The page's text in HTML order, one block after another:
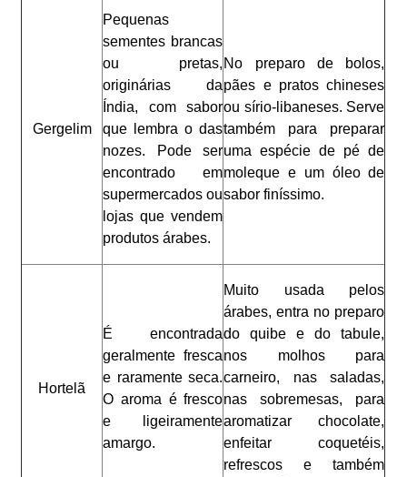
Gergelim
Pequenas
sementes brancas
ou pretas,
originárias da
Índia, com sabor
que lembra o das
nozes. Pode ser
encontrado em
supermercados ou
lojas que vendem
produtos árabes.
No preparo de bolos,
pães e pratos chineses
ou sírio-libaneses. Serve
também para preparar
uma espécie de pé de
moleque e um óleo de
sabor finíssimo.
Hortelã
É encontrada
geralmente fresca
e raramente seca.
O aroma é fresco
e ligeiramente
amargo.
Muito usada pelos
árabes, entra no preparo
do quibe e do tabule,
nos molhos para
carneiro, nas saladas,
nas sobremesas, para
aromatizar chocolate,
enfeitar coquetéis,
refrescos e também